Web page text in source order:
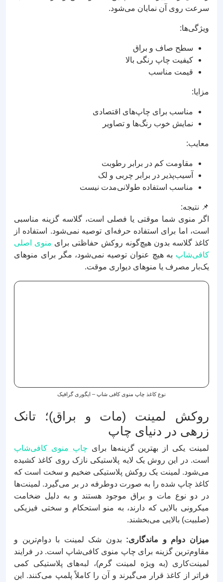
سرعت روی آن نمایان می‌شود.
ویژگی‌ها:
سطح صاف و براق
کیفیت چاپ رنگی بالا
قیمت مناسب
مزایا:
مناسب برای چاپ‌های اقتصادی
نمایش خوب رنگ‌ها و تصاویر
معایب:
مقاومت کم در برابر رطوبت
آسیب‌پذیر در برابر چربی و لک
مناسب استفاده طولانی‌مدت نیست
📌 نتیجه:
اگر منوی شما موقتی یا فصلی است، گلاسه گزینه مناسبی
است، اما برای استفاده حرفه‌ای توصیه نمی‌شود. استفاده از
کاغذ گلاسه بدون هیچ‌گونه روکش حفاظتی برای منوی اصلی
کافی‌شاپ به هیچ عنوان توصیه نمی‌شود، مگر برای منوهای
یک‌بار مصرف یا منوهای دیواری موقت.
نوع کاغذ چاپ منوی کافی شاپ – ایگوری گرافیک
روکش لمینت (مات و براق)؛ تانک
زرهی در دنیای چاپ
لمینت یکی از بهترین گزینه‌ها برای چاپ منوی کافی‌شاپ
است. در این روش یک لایه پلاستیکی نازک روی کاغذ کشیده
می‌شود. لمینت یک روکش پلاستیکی ضخیم و سخت است که
کاغذ چاپ شده را به صورت دوطرفه در بر می‌گیرد. لمینت‌ها
در دو نوع مات و براق موجود هستند و به دلیل ضخامت
میکرونی بالایی که دارند، به منو استحکام و سختی فیزیکی
(صلبیت) بالایی می‌بخشند.
میزان دوام و ماندگاری: بدون شک لمینت با دوام‌ترین و
مقاوم‌ترین گزینه برای چاپ منوی کافی‌شاپ است. در فرایند
لمینت‌کاری (به ویژه لمینت گرم)، لبه‌های پلاستیکی کمی
فراتر از کاغذ قرار می‌گیرند و آن را کاملاً پلمپ می‌کنند. این